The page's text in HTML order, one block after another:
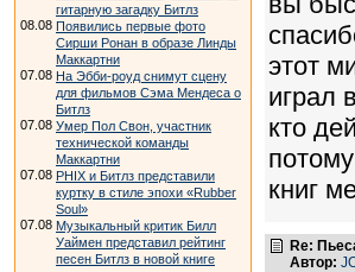
гитарную загадку Битлз
08.08 Появились первые фото
Сирши Ронан в образе Линды
Маккартни
07.08 На Эбби-роуд снимут сцену
для фильмов Сэма Мендеса о
Битлз
07.08 Умер Пол Свон, участник
технической команды
Маккартни
07.08 PHIX и Битлз представили
куртку в стиле эпохи «Rubber
Soul»
07.08 Музыкальный критик Билл
Уаймен представил рейтинг
песен Битлз в новой книге
этот
играл
кто
книг
Re:
Автор: